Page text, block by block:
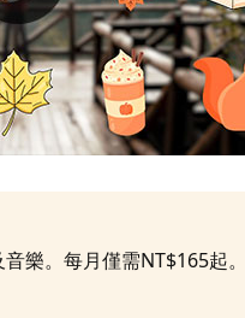
樂。每月僅需NT$165起。